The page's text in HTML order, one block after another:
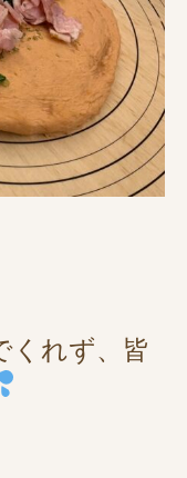
くれず、皆